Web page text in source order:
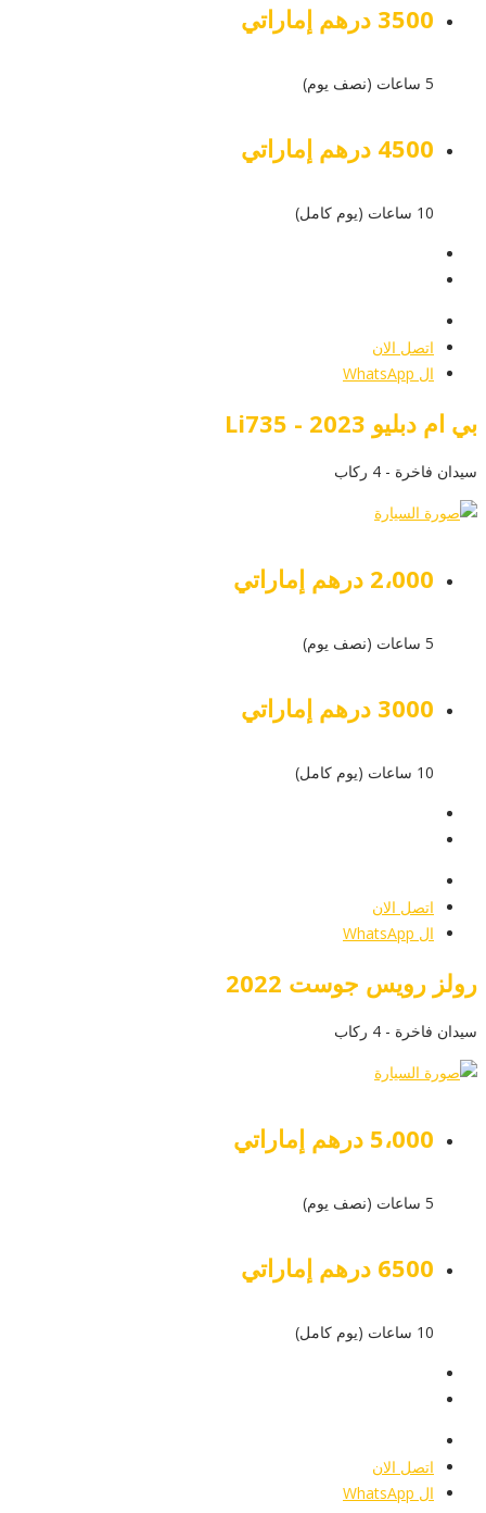
3500 درهم إماراتي
5 ساعات (نصف يوم)
4500 درهم إماراتي
10 ساعات (يوم كامل)
اتصل الان
ال WhatsApp
بي ام دبليو Li735 - 2023
سيدان فاخرة - 4 ركاب
2،000 درهم إماراتي
5 ساعات (نصف يوم)
3000 درهم إماراتي
10 ساعات (يوم كامل)
اتصل الان
ال WhatsApp
رولز رويس جوست 2022
سيدان فاخرة - 4 ركاب
5،000 درهم إماراتي
5 ساعات (نصف يوم)
6500 درهم إماراتي
10 ساعات (يوم كامل)
اتصل الان
ال WhatsApp